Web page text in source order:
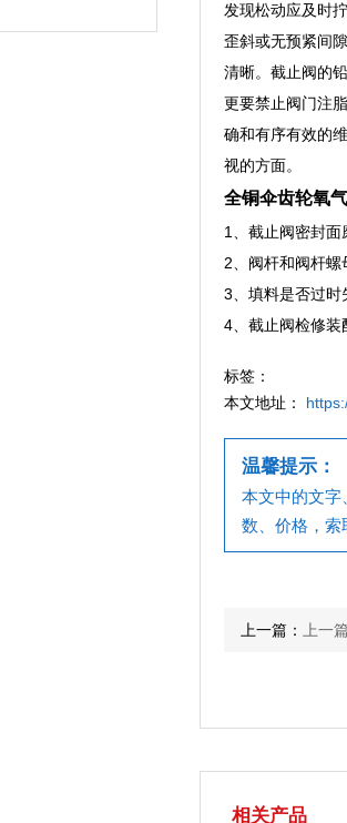
发现松动应及时
歪斜或无预紧间
清晰。截止阀的
更要禁止阀门注
确和有序有效的
视的方面。
全铜伞齿轮氧
1、截止阀密封面
2、阀杆和阀杆螺
3、填料是否过时
4、截止阀检修装
标签：
本文地址：
温馨提示：
本文中的文字
数、价格，索
上一篇： 上一
相关产品